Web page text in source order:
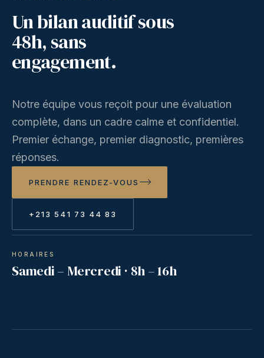
Un bilan auditif sous
48h, sans
engagement.
Notre équipe vous reçoit pour une évaluation
complète, dans un cadre calme et confidentiel.
Premier échange, premier diagnostic, premières
réponses.
PRENDRE RENDEZ-VOUS
+213 541 73 44 83
HORAIRES
Samedi – Mercredi · 8h – 16h